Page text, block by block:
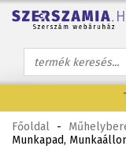
Főoldal -
Munkapad,